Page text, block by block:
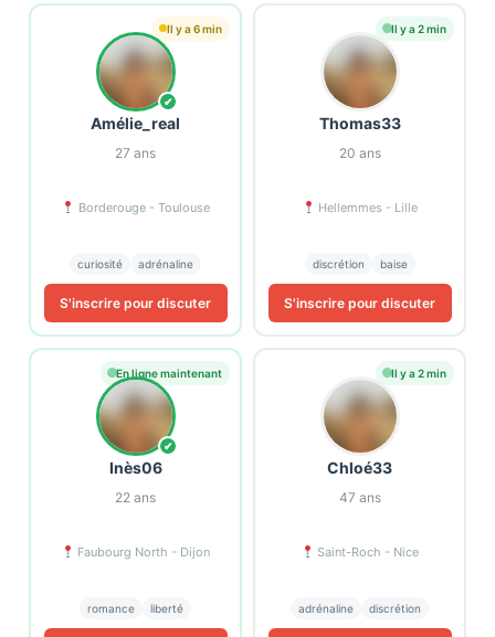
Il y a 6 min
✔
Amélie_real
27 ans
Borderouge - Toulouse
curiosité adrénaline
S'inscrire pour discuter
Il y a 2 min
Thomas33
20 ans
Hellemmes - Lille
discrétion baise
S'inscrire pour discuter
En ligne maintenant
✔
Inès06
22 ans
Faubourg North - Dijon
romance liberté
Il y a 2 min
Chloé33
47 ans
Saint-Roch - Nice
adrénaline discrétion